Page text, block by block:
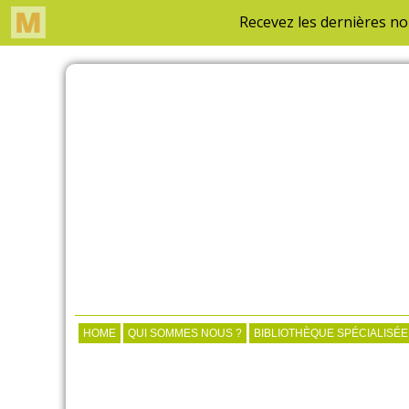
HOME QUI SOMMES NOUS ? BIBLIOTHÈQUE SPÉCIALISÉE